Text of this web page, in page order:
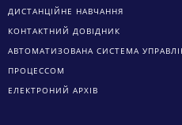
ДИСТАНЦІЙНЕ НАВЧАННЯ
КОНТАКТНИЙ ДОВІДНИК
АВТОМАТИЗОВАНА СИСТЕМА
ПРОЦЕССОМ
ЕЛЕКТРОНИЙ АРХІВ